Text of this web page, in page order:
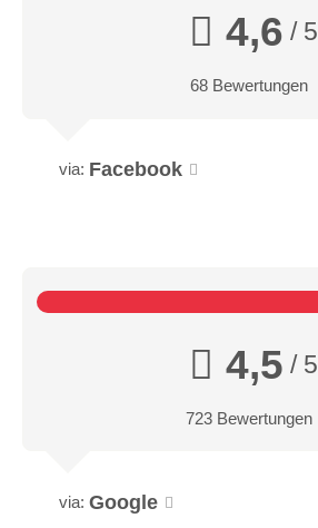
4,6 / 5
68 Bewertungen
via: Facebook
4,5 / 5
723 Bewertungen
via: Google